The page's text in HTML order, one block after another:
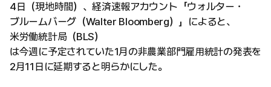
4日（現地時間）、経済速報アカウント「ウォルター・
ブルームバーグ（Walter Bloomberg）」によると、
米労働統計局（BLS）
は今週に予定されていた1月の非農業部門雇用統計の発表を
2月11日に延期すると明らかにした。